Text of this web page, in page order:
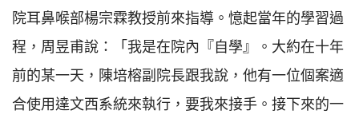
院耳鼻喉部楊宗霖教授前來指導。憶起當年的學習過
程，周昱甫說：「我是在院內『自學』。大約在十年
前的某一天，陳培榕副院長跟我說，他有一位個案適
合使用達文西系統來執行，要我來接手。接下來的一